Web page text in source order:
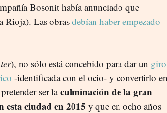
Bosonit había anunciado que
Rioja). Las obras debían haber empezado
), no sólo está concebido para dar un giro
-identificada con el ocio- y convertirlo en
ser laculminación de la gran
esta ciudad en 2015 y que en ocho años